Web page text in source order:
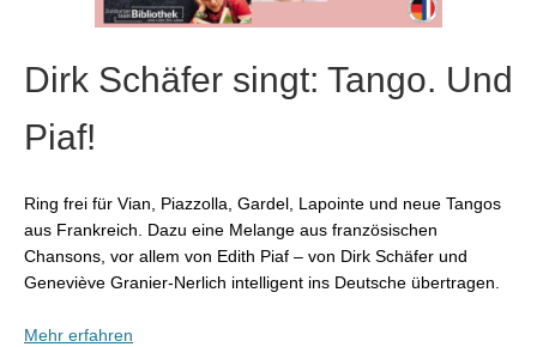
Dirk Schäfer singt: Tango. Und
Piaf!
Ring frei für Vian, Piazzolla, Gardel, Lapointe und neue Tangos
aus Frankreich. Dazu eine Melange aus französischen
Chansons, vor allem von Edith Piaf – von Dirk Schäfer und
Geneviève Granier-Nerlich intelligent ins Deutsche übertragen.
Mehr erfahren